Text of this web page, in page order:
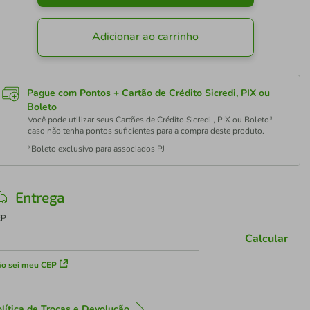
Adicionar ao carrinho
Pague com Pontos + Cartão de Crédito Sicredi, PIX ou
Boleto
Você pode utilizar seus Cartões de Crédito Sicredi , PIX ou Boleto*
caso não tenha pontos suficientes para a compra deste produto.
*Boleto exclusivo para associados PJ
Entrega
sei meu CEP
Calcular